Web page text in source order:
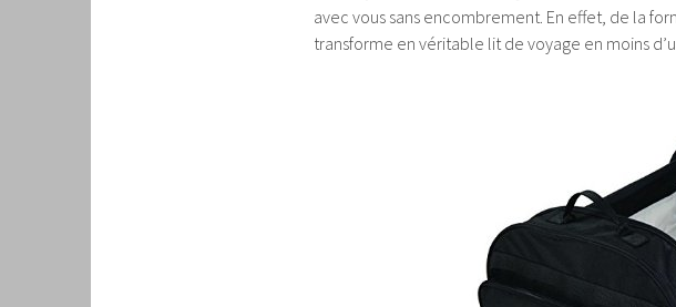
avec vous sans encombrement. En effet, de la
transforme en véritable lit de voyage en moins